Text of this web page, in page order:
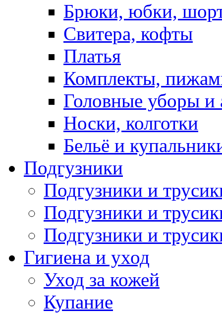
Брюки, юбки,
Свитера, кофты
Платья
Комплекты,
Головные уборы и
Носки, колготки
Бельё и
Подгузники
Подгузники и
Подгузники и
Подгузники и
Гигиена и уход
Уход за кожей
Купание